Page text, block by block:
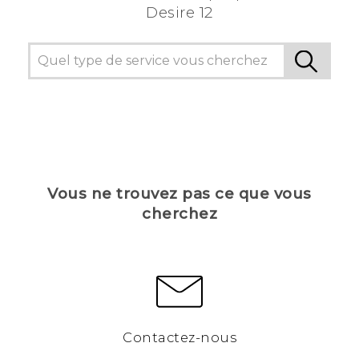
Desire 12
Vous ne trouvez pas ce que vous
cherchez
Contactez-nous